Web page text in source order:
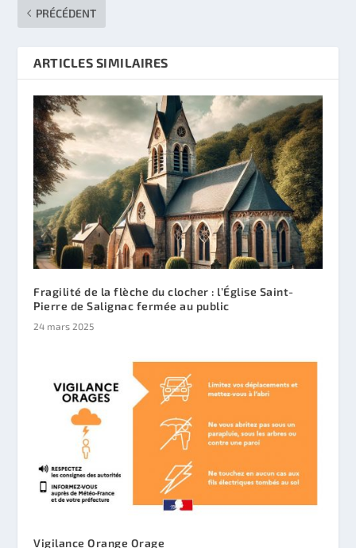
PRÉCÉDENT
ARTICLES SIMILAIRES
Fragilité de la flèche du clocher : l’Église Saint-
Pierre de Salignac fermée au public
24 mars 2025
Vigilance Orange Orage